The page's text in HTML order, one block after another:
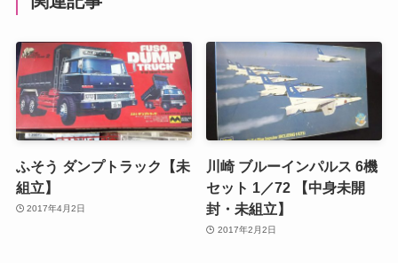
ふそう ダンプトラック【未
組立】
2017年4月2日
川崎 ブルーインパルス 6機
セット 1／72 【中身未開
封・未組立】
2017年2月2日